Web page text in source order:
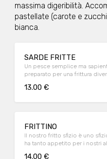
massima digeribilità.
pastellate (carote e
bianca.
SARDE FRITTE
Un pesce semplice ma
preparato per una frittura
13.00 €
FRITTINO
Il nostro fritto sfizio è uno
ha tanto appetito per i nostri
14.00 €